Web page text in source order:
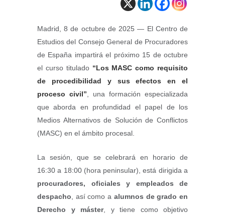
Madrid, 8 de octubre de 2025 — El Centro de
Estudios del Consejo General de Procuradores
de España impartirá el próximo 15 de octubre
el curso titulado “Los MASC como requisito
de procedibilidad y sus efectos en el
proceso civil” , una formación especializada
que aborda en profundidad el papel de los
Medios Alternativos de Solución de Conflictos
(MASC) en el ámbito procesal.
La sesión, que se celebrará en horario de
16:30 a 18:00 (hora peninsular), está dirigida a
procuradores, oficiales y empleados de
despacho , así como a alumnos de grado en
Derecho y máster, y tiene como objetivo